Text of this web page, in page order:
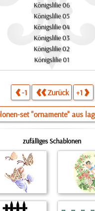
Königslilie 06
Königslilie 05
Königslilie 04
Königslilie 03
Königslilie 02
Königslilie 01
-1 Zurück +1
set "ornamente" aus
zufälliges Schablonen